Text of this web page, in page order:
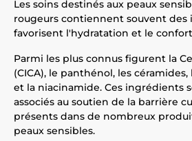
Les soins destinés aux peaux
rougeurs contiennent souvent des
favorisent l'hydratation et le
Parmi les plus connus figurent la
(CICA), le panthénol, les
et la niacinamide. Ces ingrédients
associés au soutien de la barrière
présents dans de nombreux
peaux sensibles.